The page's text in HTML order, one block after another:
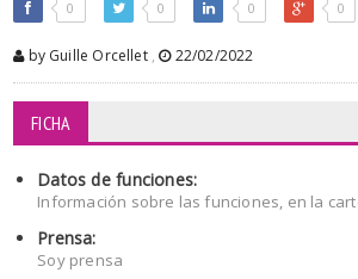
0 0 0 0
by Guille Orcellet , 22/02/2022
FICHA
Datos de funciones:
Información sobre las funciones, en la
Prensa:
Soy prensa